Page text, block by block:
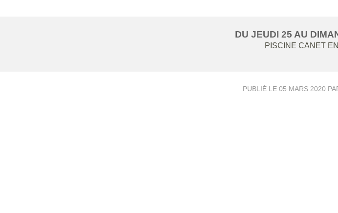
DU JEUDI 25 AU
PISCINE CANET
PUBLIÉ LE 05 MARS 2020